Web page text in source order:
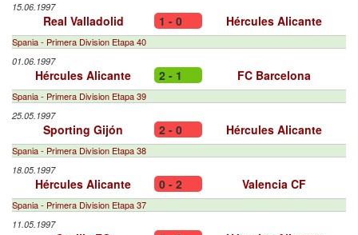
15.06.1997
Real Valladolid 1 - 0 Hércules Alicante
Spania - Primera Division Etapa 40
01.06.1997
Hércules Alicante 2 - 1 FC Barcelona
Spania - Primera Division Etapa 39
25.05.1997
Sporting Gijón 2 - 0 Hércules Alicante
Spania - Primera Division Etapa 38
18.05.1997
Hércules Alicante 0 - 2 Valencia CF
Spania - Primera Division Etapa 37
11.05.1997